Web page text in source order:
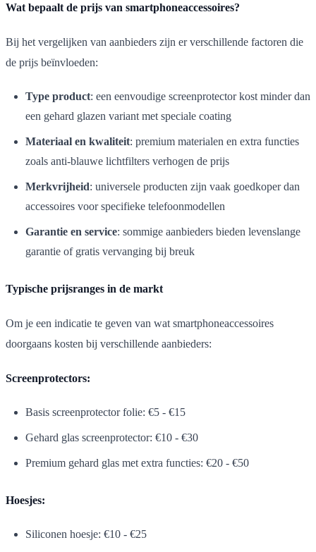
Wat bepaalt de prijs van smartphoneaccessoires?
Bij het vergelijken van aanbieders zijn er verschillende factoren die
de prijs beïnvloeden:
Type product: een eenvoudige screenprotector kost minder dan
een gehard glazen variant met speciale coating
Materiaal en kwaliteit: premium materialen en extra functies
zoals anti-blauwe lichtfilters verhogen de prijs
Merkvrijheid: universele producten zijn vaak goedkoper dan
accessoires voor specifieke telefoonmodellen
Garantie en service: sommige aanbieders bieden levenslange
garantie of gratis vervanging bij breuk
Typische prijsranges in de markt
Om je een indicatie te geven van wat smartphoneaccessoires
doorgaans kosten bij verschillende aanbieders:
Screenprotectors:
Basis screenprotector folie: €5 - €15
Gehard glas screenprotector: €10 - €30
Premium gehard glas met extra functies: €20 - €50
Hoesjes:
Siliconen hoesje: €10 - €25